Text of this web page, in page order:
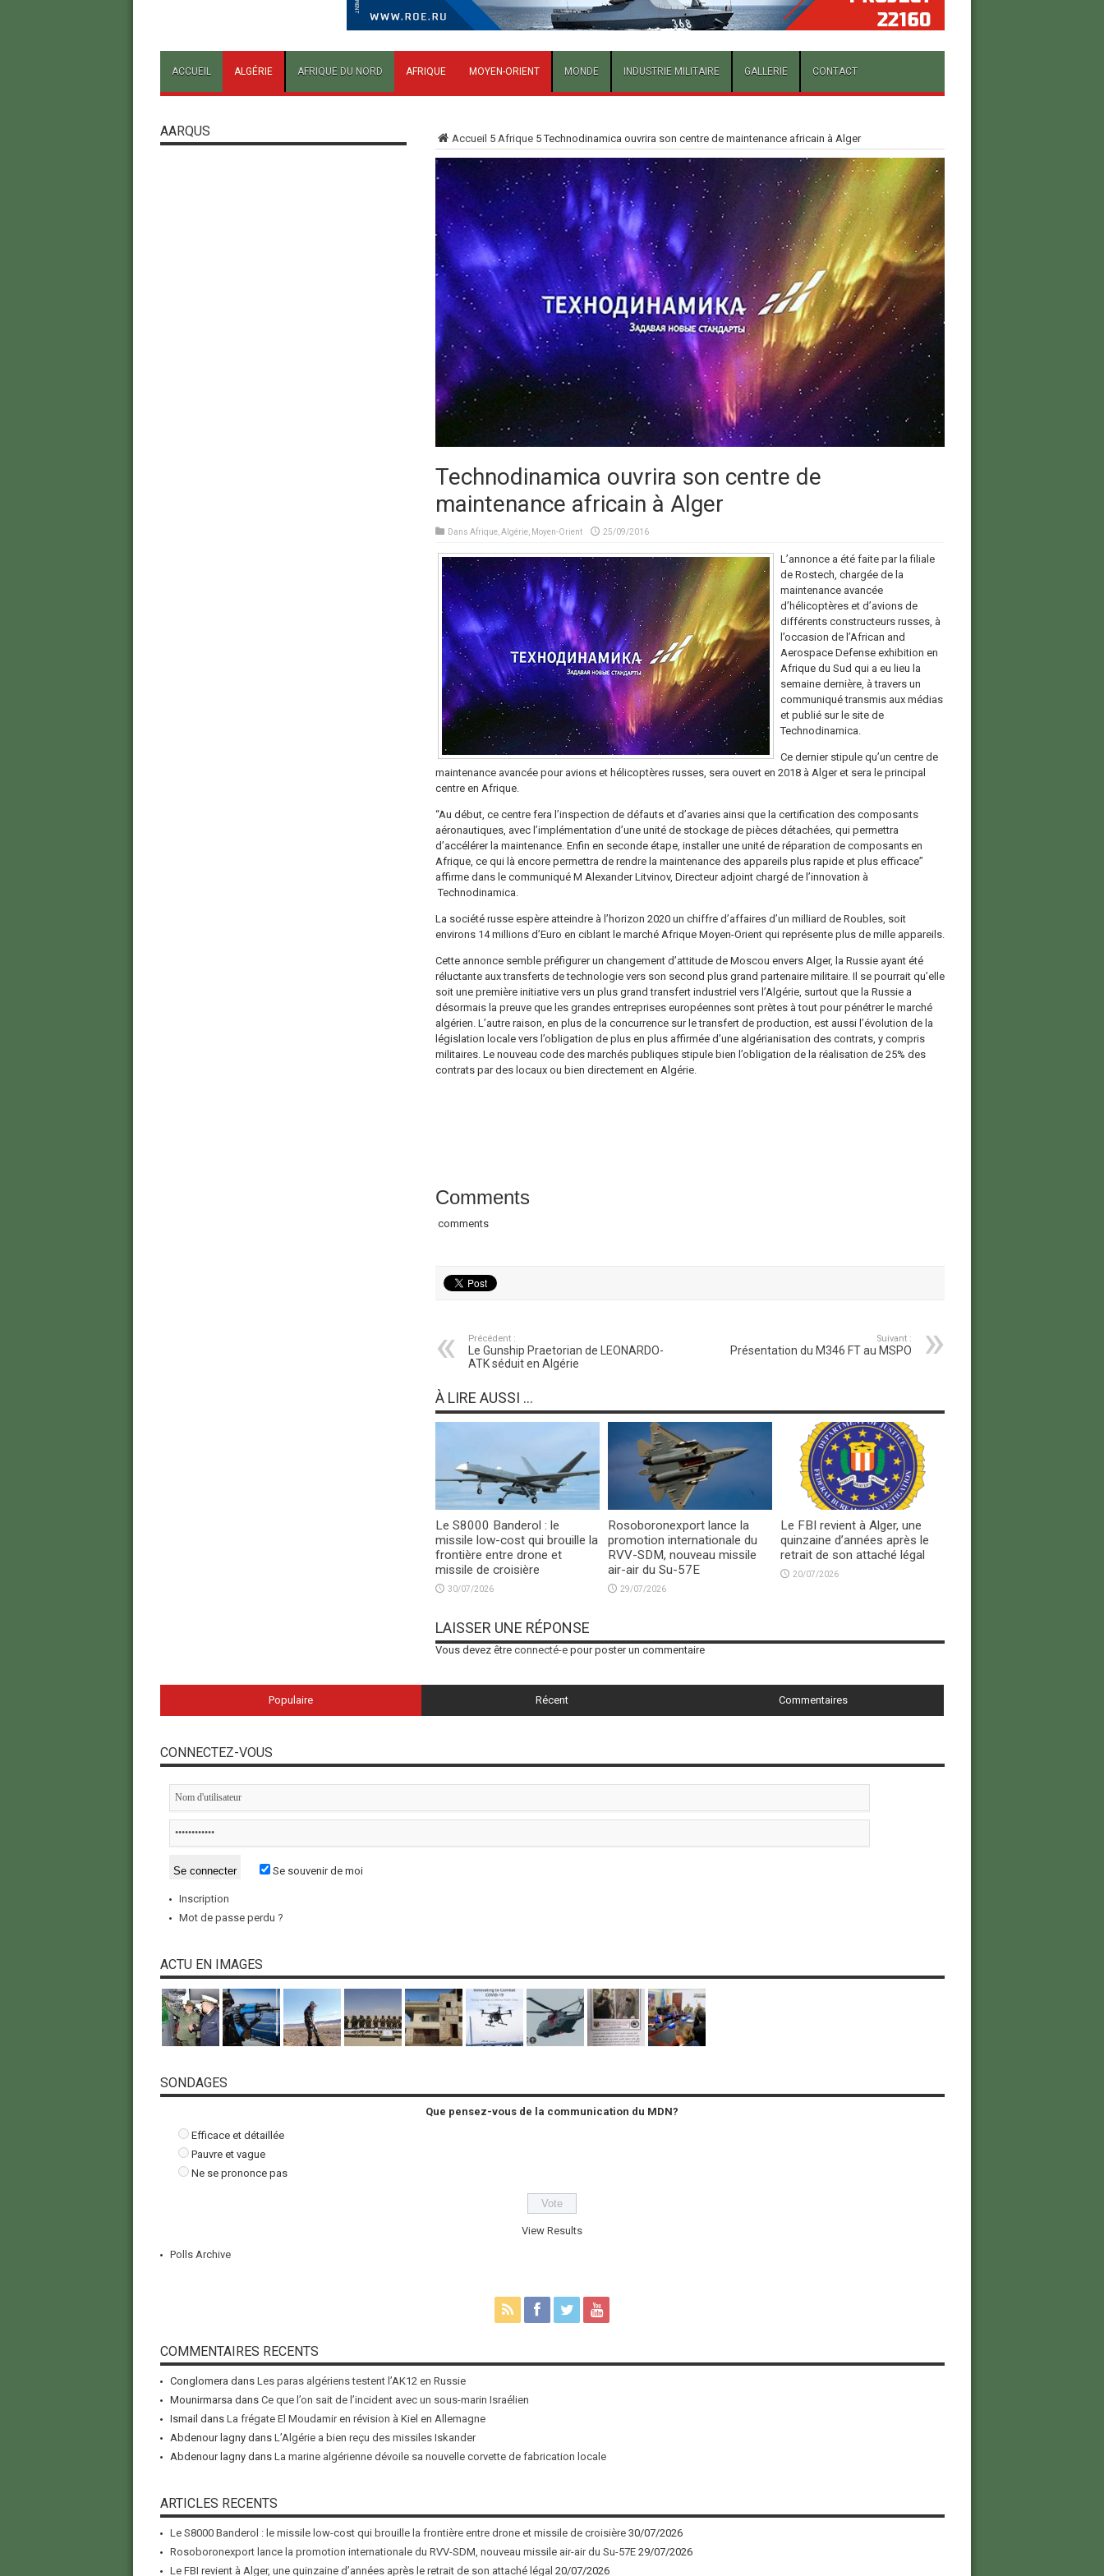
ACCUEIL ALGÉRIE AFRIQUE DU NORD AFRIQUE MOYEN-ORIENT MONDE INDUSTRIE MILITAIRE GALLERIE CONTACT
Accueil 5 Afrique5Technodinamica ouvrira son centre de maintenance africain à Alger
Technodinamica ouvrira son centre de
maintenance africain à Alger
Dans Afrique, Algérie, Moyen-Orient 25/09/2016
L’annonce a été faite par la filiale
de Rostech, chargée de la
maintenance avancée
d’hélicoptères et d’avions de
différents constructeurs russes, à
l’occasion de l’African and
Aerospace Defense exhibition en
Afrique du Sud qui a eu lieu la
semaine dernière, à travers un
communiqué transmis aux médias
et publié sur le site de
Technodinamica.
Ce dernier stipule qu’un centre de
maintenance avancée pour avions et hélicoptères russes, sera ouvert en 2018 à Alger et sera le principal
centre en Afrique.
“Au début, ce centre fera l’inspection de défauts et d’avaries ainsi que la certification des composants
aéronautiques, avec l’implémentation d’une unité de stockage de pièces détachées, qui permettra
d’accélérer la maintenance. Enfin en seconde étape, installer une unité de réparation de composants en
Afrique, ce qui là encore permettra de rendre la maintenance des appareils plus rapide et plus efficace”
affirme dans le communiqué M Alexander Litvinov, Directeur adjoint chargé de l’innovation à
Technodinamica.
La société russe espère atteindre à l’horizon 2020 un chiffre d’affaires d’un milliard de Roubles, soit
environs 14 millions d’Euro en ciblant le marché Afrique Moyen-Orient qui représente plus de mille appareils.
Cette annonce semble préfigurer un changement d’attitude de Moscou envers Alger, la Russie ayant été
réluctante aux transferts de technologie vers son second plus grand partenaire militaire. Il se pourrait qu’elle
soit une première initiative vers un plus grand transfert industriel vers l’Algérie, surtout que la Russie a
désormais la preuve que les grandes entreprises européennes sont prètes à tout pour pénétrer le marché
algérien. L’autre raison, en plus de la concurrence sur le transfert de production, est aussi l’évolution de la
législation locale vers l’obligation de plus en plus affirmée d’une algérianisation des contrats, y compris
militaires. Le nouveau code des marchés publiques stipule bien l’obligation de la réalisation de 25% des
contrats par des locaux ou bien directement en Algérie.
Comments
comments
Précédent :
Le Gunship Praetorian de LEONARDO-
ATK séduit en Algérie
Suivant :
Présentation du M346 FT au MSPO
À LIRE AUSSI ...
Le S8000 Banderol : le
missile low-cost qui brouille la
frontière entre drone et
missile de croisière
30/07/2026
Rosoboronexport lance la
promotion internationale du
RVV-SDM, nouveau missile
air-air du Su-57E
29/07/2026
Le FBI revient à Alger, une
quinzaine d’années après le
retrait de son attaché légal
20/07/2026
LAISSER UNE RÉPONSE
Vous devez être connecté-epour poster un commentaire
AARQUS
Populaire Récent Commentaires
CONNECTEZ-VOUS
Se souvenir de moi
Inscription
Mot de passe perdu ?
ACTU EN IMAGES
SONDAGES
Que pensez-vous de la communication du MDN?
Efficace et détaillée
Pauvre et vague
Ne se prononce pas
View Results
Polls Archive
COMMENTAIRES RECENTS
Conglomera dans Les paras algériens testent l’AK12 en Russie
Mounirmarsa dans Ce que l’on sait de l’incident avec un sous-marin Israélien
Ismail dans La frégate El Moudamir en révision à Kiel en Allemagne
Abdenour lagnydans L’Algérie a bien reçu des missiles Iskander
Abdenour lagnydans La marine algérienne dévoile sa nouvelle corvette de fabrication locale
ARTICLES RECENTS
Le S8000 Banderol : le missile low-cost qui brouille la frontière entre drone et missile de croisière 30/07/2026
Rosoboronexport lance la promotion internationale du RVV-SDM, nouveau missile air-air du Su-57E 29/07/2026
Le FBI revient à Alger, une quinzaine d’années après le retrait de son attaché légal 20/07/2026